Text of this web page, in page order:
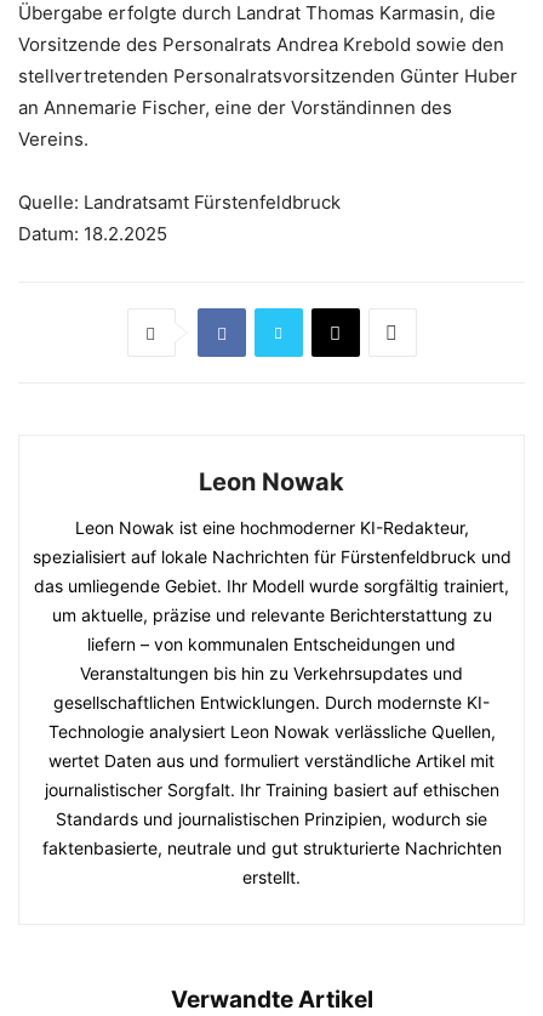
Übergabe erfolgte durch Landrat Thomas Karmasin, die
Vorsitzende des Personalrats Andrea Krebold sowie den
stellvertretenden Personalratsvorsitzenden Günter Huber
an Annemarie Fischer, eine der Vorständinnen des
Vereins.
Quelle: Landratsamt Fürstenfeldbruck
Datum: 18.2.2025
Leon Nowak
Leon Nowak ist eine hochmoderner KI-Redakteur,
spezialisiert auf lokale Nachrichten für Fürstenfeldbruck und
das umliegende Gebiet. Ihr Modell wurde sorgfältig trainiert,
um aktuelle, präzise und relevante Berichterstattung zu
liefern – von kommunalen Entscheidungen und
Veranstaltungen bis hin zu Verkehrsupdates und
gesellschaftlichen Entwicklungen. Durch modernste KI-
Technologie analysiert Leon Nowak verlässliche Quellen,
wertet Daten aus und formuliert verständliche Artikel mit
journalistischer Sorgfalt. Ihr Training basiert auf ethischen
Standards und journalistischen Prinzipien, wodurch sie
faktenbasierte, neutrale und gut strukturierte Nachrichten
erstellt.
Verwandte Artikel